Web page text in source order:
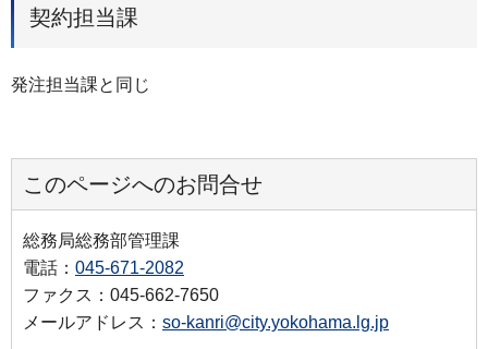
契約担当課
発注担当課と同じ
このページへのお問合せ
総務局総務部管理課
電話： 045-671-2082
ファクス：045-662-7650
メールアドレス： so-kanri@city.yokohama.lg.jp